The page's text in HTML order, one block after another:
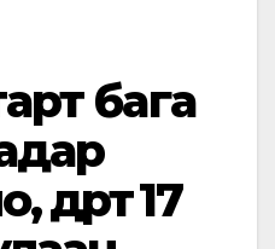
бага
17